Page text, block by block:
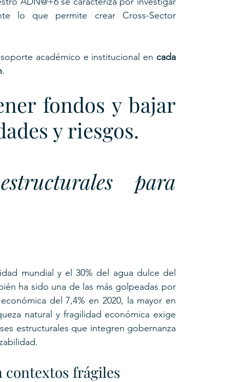
lo que permite crear Cross-Sector
académico e institucional en cada
.
fondos y bajar
y riesgos.
para
mundial y el 30% del agua dulce del
ha sido una de las más golpeadas por
del 7,4% en 2020, la mayor en
natural y fragilidad económica exige
estructurales que integren gobernanza
contextos frágiles